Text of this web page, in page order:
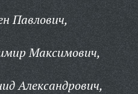
Павлович,
Максимович,
Александрович,